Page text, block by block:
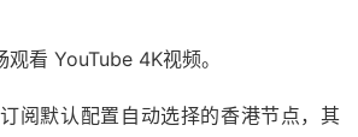
看 YouTube 4K视频。
阅默认配置自动选择的香港节点，其